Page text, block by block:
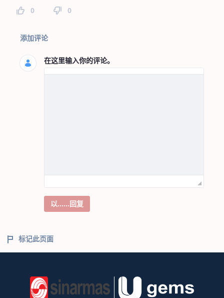
0 0
页面评论
添加评论
在这里输入你的评论。
以……回复
标记此页面